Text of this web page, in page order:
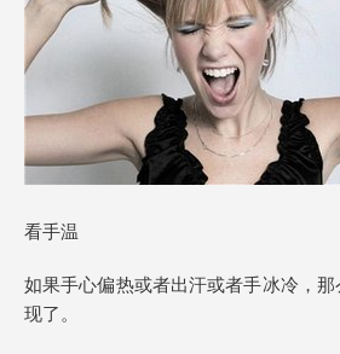
看手温
如果手心偏热或者出汗或者手冰冷，
现了。